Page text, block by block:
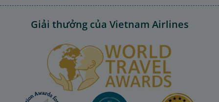
Giải thưởng của Vietnam Airlines